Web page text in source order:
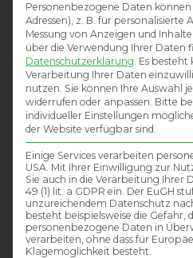
Personenbezogene Daten
Adressen), z. B. für personalisierte
Messung von Anzeigen und
über die Verwendung Ihrer Daten
Datenschutzerklärung. Es besteht
Verarbeitung Ihrer Daten
nutzen. Sie können Ihre Auswahl
widerrufen oder anpassen. Bitte
individueller Einstellungen
der Website verfügbar sind.
Einige Services verarbeiten
USA. Mit Ihrer Einwilligung zur
Sie auch in die Verarbeitung Ihrer
49 (1) lit. a GDPR ein. Der EuGH
unzureichendem Datenschutz
besteht beispielsweise die Gefahr,
personenbezogene Daten in
verarbeiten, ohne dass für
Klagemöglichkeit besteht.